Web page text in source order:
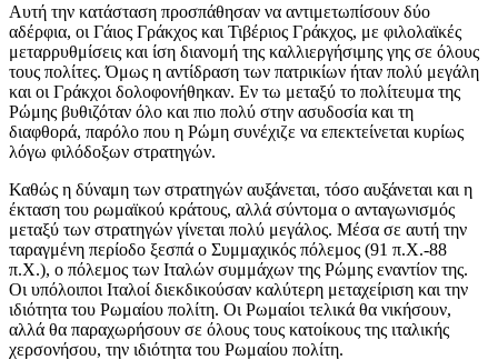
Αυτή την κατάσταση προσπάθησαν να αντιμετωπίσουν δύο
αδέρφια, οι Γάιος Γράκχος και Τιβέριος Γράκχος, με φιλολαϊκές
μεταρρυθμίσεις και ίση διανομή της καλλιεργήσιμης γης σε όλους
τους πολίτες. Όμως η αντίδραση των πατρικίων ήταν πολύ μεγάλη
και οι Γράκχοι δολοφονήθηκαν. Εν τω μεταξύ το πολίτευμα της
Ρώμης βυθιζόταν όλο και πιο πολύ στην ασυδοσία και τη
διαφθορά, παρόλο που η Ρώμη συνέχιζε να επεκτείνεται κυρίως
λόγω φιλόδοξων στρατηγών.
Καθώς η δύναμη των στρατηγών αυξάνεται, τόσο αυξάνεται και η
έκταση του ρωμαϊκού κράτους, αλλά σύντομα ο ανταγωνισμός
μεταξύ των στρατηγών γίνεται πολύ μεγάλος. Μέσα σε αυτή την
ταραγμένη περίοδο ξεσπά ο Συμμαχικός πόλεμος (91 π.Χ.-88
π.Χ.), ο πόλεμος των Ιταλών συμμάχων της Ρώμης εναντίον της.
Οι υπόλοιποι Ιταλοί διεκδικούσαν καλύτερη μεταχείριση και την
ιδιότητα του Ρωμαίου πολίτη. Οι Ρωμαίοι τελικά θα νικήσουν,
αλλά θα παραχωρήσουν σε όλους τους κατοίκους της ιταλικής
χερσονήσου, την ιδιότητα του Ρωμαίου πολίτη.